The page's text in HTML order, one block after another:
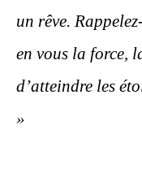
un rêve.
en vous la force,
d’atteindre les
»